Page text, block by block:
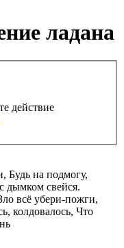
ладана
действие
Будь на подмогу,
дымком свейся.
всё убери-пожги,
колдовалось, Что